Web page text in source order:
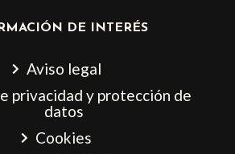
DE INTERÉS
Aviso legal
privacidad y protección de
datos
Cookies